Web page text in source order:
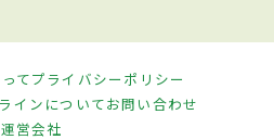
てプライバシーポリシー
インについてお問い合わせ
運営会社